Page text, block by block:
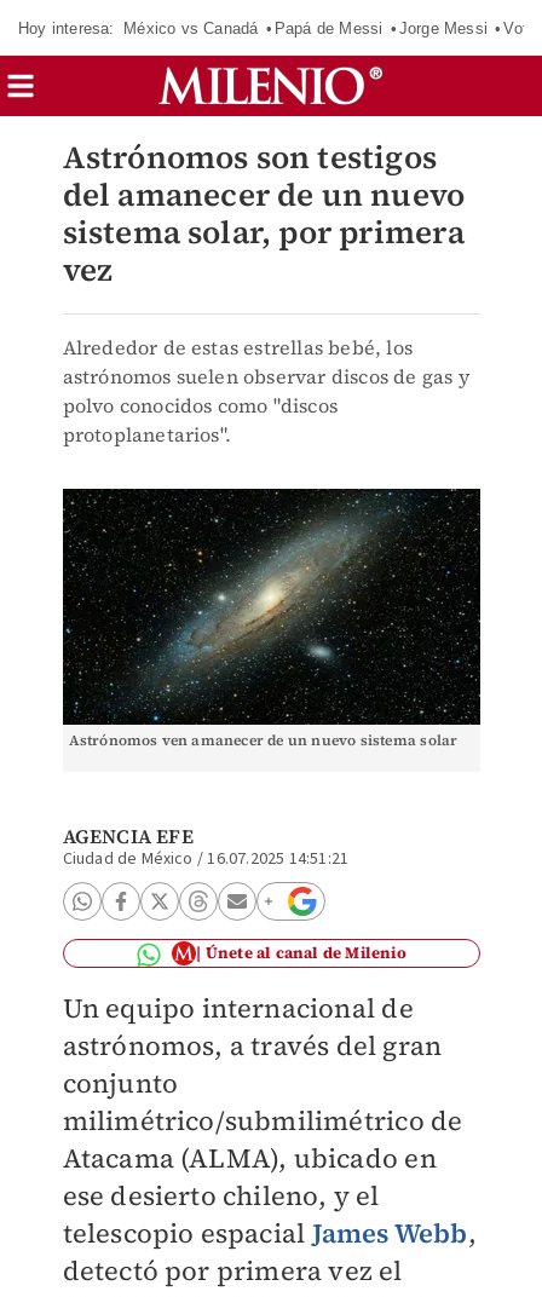
Hoy interesa: México vs Canadá Papá de Messi Jorge Messi
Astrónomos son testigos
del amanecer de un nuevo
sistema solar, por primera
vez
Alrededor de estas estrellas bebé, los
astrónomos suelen observar discos de gas y
polvo conocidos como "discos
protoplanetarios".
Astrónomos ven amanecer de un nuevo sistema solar
AGENCIA EFE
Ciudad de México /16.07.2025 14:51:21
Únete al canal de Milenio
Un equipo internacional de
astrónomos, a través del gran
conjunto
milimétrico/submilimétrico de
Atacama (ALMA), ubicado en
ese desierto chileno, y el
telescopio espacial James Webb,
detectó por primera vez el